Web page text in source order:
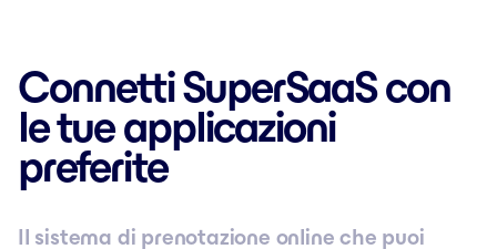
Connetti SuperSaaS con
le tue applicazioni
preferite
Il sistema di prenotazione online che puoi